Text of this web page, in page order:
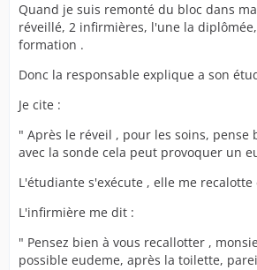
Quand je suis remonté du bloc dans
réveillé, 2 infirmières, l'une la
formation .
Donc la responsable explique a son
Je cite :
" Après le réveil , pour les soins, pense
avec la sonde cela peut provoquer un
L'étudiante s'exécute , elle me
L'infirmière me dit :
" Pensez bien à vous recallotter ,
possible eudeme, après la toilette,